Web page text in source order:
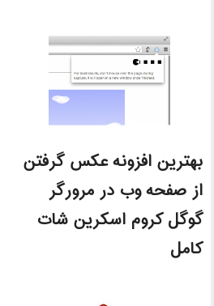
بهترین افزونه عکس گرفتن
از صفحه وب در مرورگر
گوگل کروم اسکرین شات
کامل